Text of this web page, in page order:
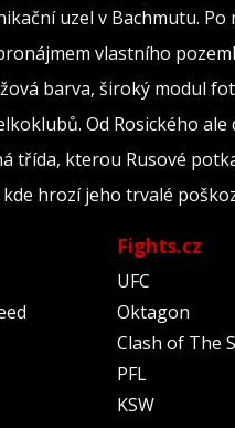
uzel v Bachmutu.
vlastního
barva, široký modul
Od Rosického
třída, kterou Rusové
hrozí jeho trvalé
Fights.cz
UFC
Oktagon
Clash of The
PFL
KSW